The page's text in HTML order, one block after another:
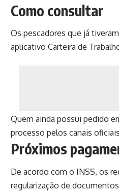
Como consultar
Os pescadores que já
aplicativo Carteira de
Quem ainda possui pedido
processo pelos canais
Próximos
De acordo com o INSS, os
regularização de